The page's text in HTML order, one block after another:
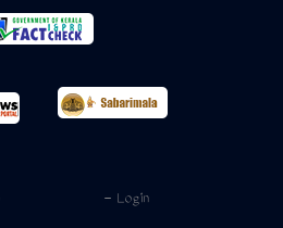
- Login